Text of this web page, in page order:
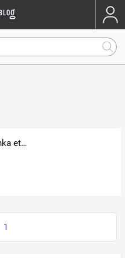
Anges, Babouchka et Cie
1